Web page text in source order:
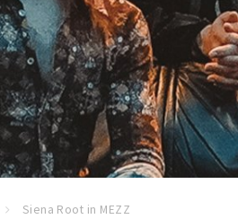
Siena Root in MEZZ